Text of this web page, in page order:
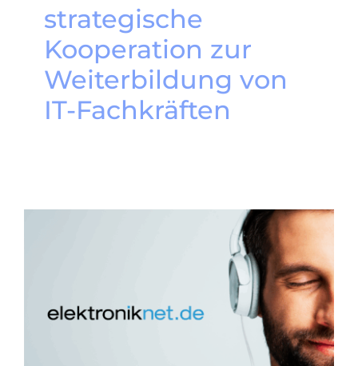
strategische
Kooperation zur
Weiterbildung von
IT-Fachkräften